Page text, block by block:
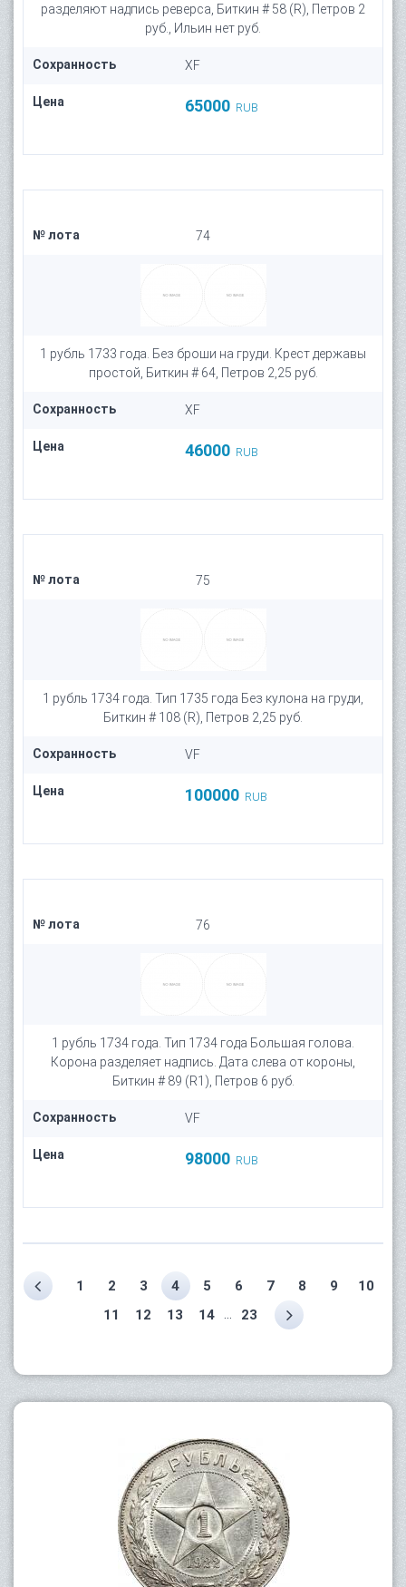
разделяют надпись реверса, Биткин # 58 (R), Петров 2
руб., Ильин нет руб.
Сохранность XF
Цена 65000 RUB
№ лота 74
1 рубль 1733 года. Без броши на груди. Крест державы
простой, Биткин # 64, Петров 2,25 руб.
Сохранность XF
Цена 46000 RUB
№ лота 75
1 рубль 1734 года. Тип 1735 года Без кулона на груди,
Биткин # 108 (R), Петров 2,25 руб.
Сохранность VF
Цена 100000 RUB
№ лота 76
1 рубль 1734 года. Тип 1734 года Большая голова.
Корона разделяет надпись. Дата слева от короны,
Биткин # 89 (R1), Петров 6 руб.
Сохранность VF
Цена 98000 RUB
1 2 3 4 5 6 7 8 9
10
11
12 13 14 23